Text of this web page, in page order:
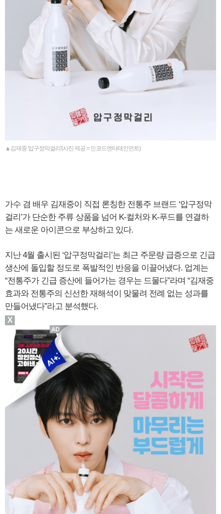
▲김재중 '압구정막걸리'(사진 제공 = 인코드엔터테인먼트)
가수 겸 배우 김재중이 직접 론칭한 전통주 브랜드 ‘압구정막
걸리’가 단순한 주류 상품을 넘어 K-컬처와 K-푸드를 연결하
는 새로운 아이콘으로 부상하고 있다.
지난 4월 출시된 ‘압구정막걸리’는 최근 주문량 급증으로 긴급
생산에 돌입할 정도로 폭발적인 반응을 이끌어냈다. 업계는
“전통주가 긴급 증산에 들어가는 경우는 드물다”라며 “김재중
효과와 전통주의 신선한 재해석이 맞물려 전례 없는 성과를
만들어냈다”라고 분석했다.
X